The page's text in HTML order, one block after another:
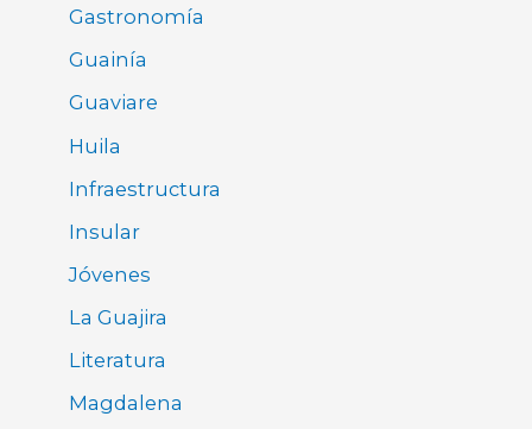
Gastronomía
Guainía
Guaviare
Huila
Infraestructura
Insular
Jóvenes
La Guajira
Literatura
Magdalena